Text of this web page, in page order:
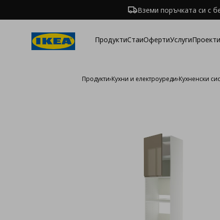
Вземи поръчката си с
ПродуктиСтаиОфертиУслуги
Продукти›Кухни и електроуреди›Кухненски